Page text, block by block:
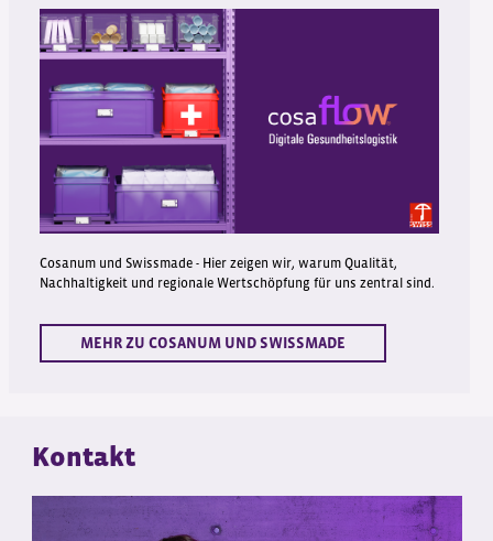
Cosanum und Swissmade - Hier zeigen wir, warum Qualität,
Nachhaltigkeit und regionale Wertschöpfung für uns zentral sind.
MEHR ZU COSANUM UND SWISSMADE
Kontakt